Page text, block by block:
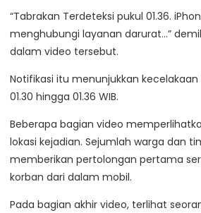
“Tabrakan Terdeteksi pukul 01.36.
menghubungi layanan darurat…”
dalam video tersebut.
Notifikasi itu menunjukkan
01.30 hingga 01.36 WIB.
Beberapa bagian video
lokasi kejadian. Sejumlah warga dan
memberikan pertolongan pertama
korban dari dalam mobil.
Pada bagian akhir video, terlihat